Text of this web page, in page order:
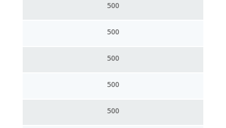
500
500
500
500
500